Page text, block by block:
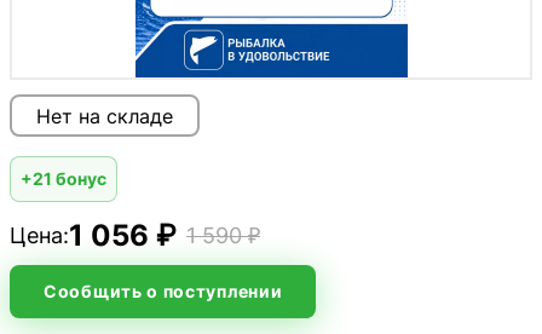
Нет на складе
+21 бонус
Цена:1 056 ₽ 1 590 ₽
Сообщить о поступлении